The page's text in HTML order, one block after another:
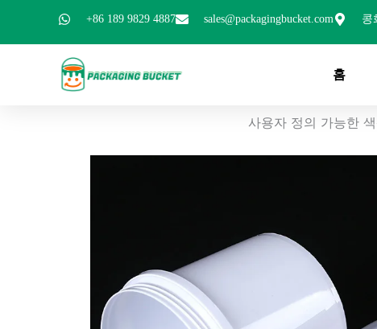
+86 189 9829 4887 sales@packagingbucket.com 콩
홈
사용자 정의 가능한